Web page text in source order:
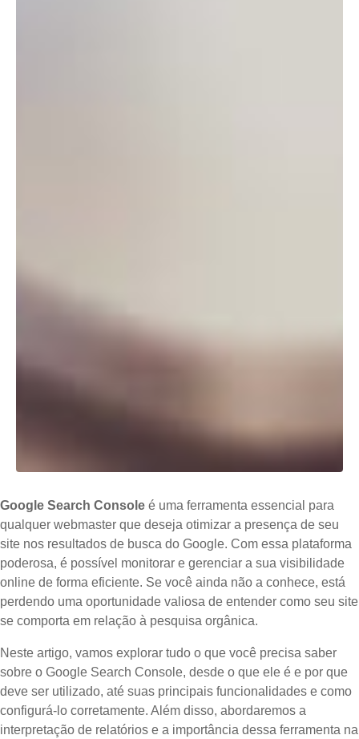
Google Search Console é uma ferramenta essencial para
qualquer webmaster que deseja otimizar a presença de seu
site nos resultados de busca do Google. Com essa plataforma
poderosa, é possível monitorar e gerenciar a sua visibilidade
online de forma eficiente. Se você ainda não a conhece, está
perdendo uma oportunidade valiosa de entender como seu site
se comporta em relação à pesquisa orgânica.
Neste artigo, vamos explorar tudo o que você precisa saber
sobre o Google Search Console, desde o que ele é e por que
deve ser utilizado, até suas principais funcionalidades e como
configurá-lo corretamente. Além disso, abordaremos a
interpretação de relatórios e a importância dessa ferramenta na